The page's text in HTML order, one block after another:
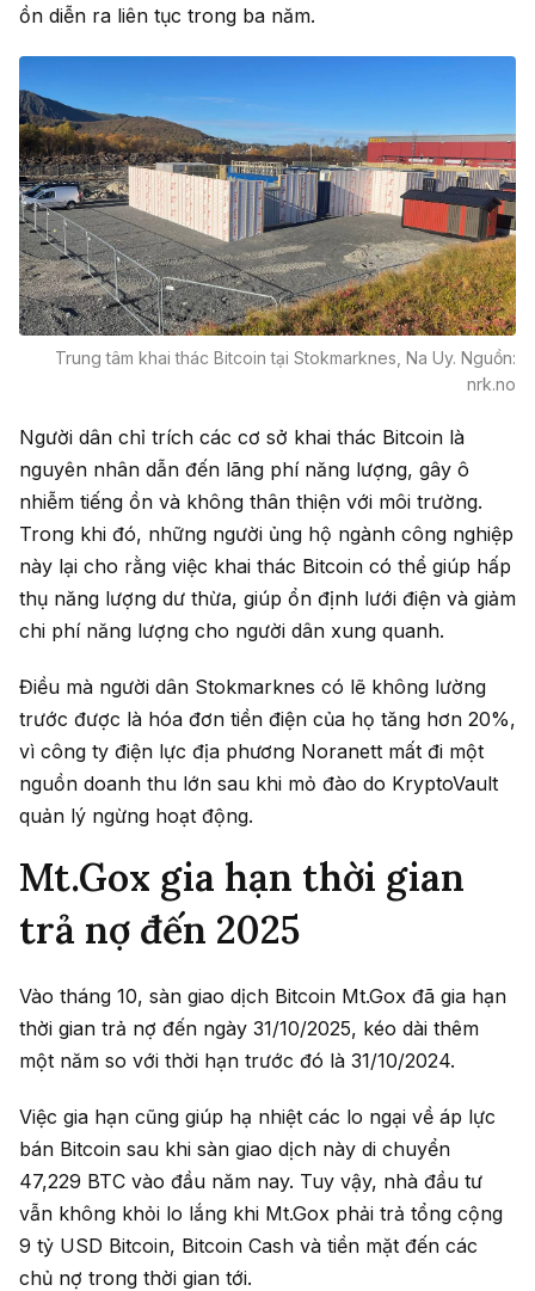
ồn diễn ra liên tục trong ba năm.
Trung tâm khai thác Bitcoin tại Stokmarknes, Na Uy. Nguồn:
nrk.no
Người dân chỉ trích các cơ sở khai thác Bitcoin là
nguyên nhân dẫn đến lãng phí năng lượng, gây ô
nhiễm tiếng ồn và không thân thiện với môi trường.
Trong khi đó, những người ủng hộ ngành công nghiệp
này lại cho rằng việc khai thác Bitcoin có thể giúp hấp
thụ năng lượng dư thừa, giúp ổn định lưới điện và giảm
chi phí năng lượng cho người dân xung quanh.
Điều mà người dân Stokmarknes có lẽ không lường
trước được là hóa đơn tiền điện của họ tăng hơn 20%,
vì công ty điện lực địa phương Noranett mất đi một
nguồn doanh thu lớn sau khi mỏ đào do KryptoVault
quản lý ngừng hoạt động.
Mt.Gox gia hạn thời gian
trả nợ đến 2025
Vào tháng 10, sàn giao dịch Bitcoin Mt.Gox đã gia hạn
thời gian trả nợ đến ngày 31/10/2025, kéo dài thêm
một năm so với thời hạn trước đó là 31/10/2024.
Việc gia hạn cũng giúp hạ nhiệt các lo ngại về áp lực
bán Bitcoin sau khi sàn giao dịch này di chuyển
47,229 BTC vào đầu năm nay. Tuy vậy, nhà đầu tư
vẫn không khỏi lo lắng khi Mt.Gox phải trả tổng cộng
9 tỷ USD Bitcoin, Bitcoin Cash và tiền mặt đến các
chủ nợ trong thời gian tới.